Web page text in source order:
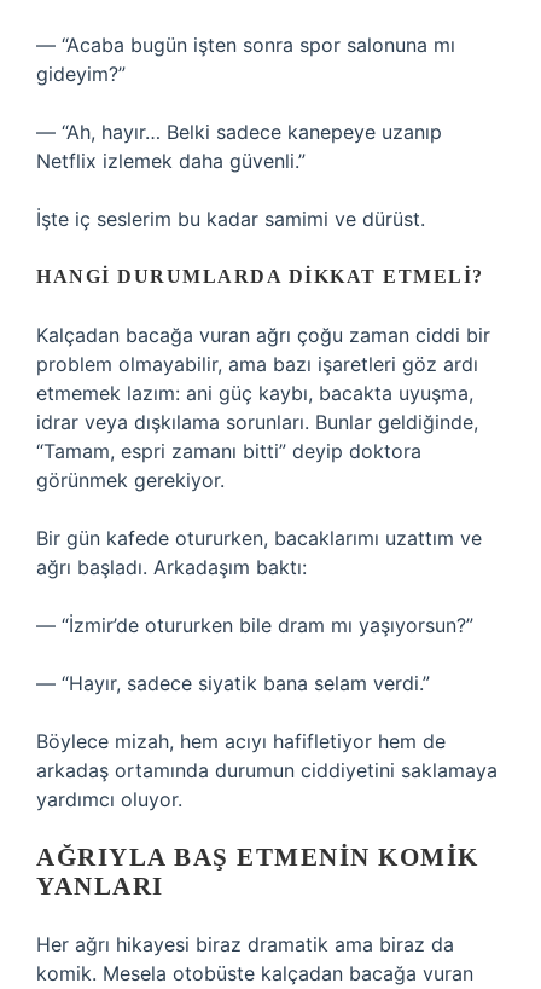
— “Acaba bugün işten sonra spor salonuna mı
gideyim?”
— “Ah, hayır… Belki sadece kanepeye uzanıp
Netflix izlemek daha güvenli.”
İşte iç seslerim bu kadar samimi ve dürüst.
HANGI DURUMLARDA DIKKAT ETMELI?
Kalçadan bacağa vuran ağrı çoğu zaman ciddi bir
problem olmayabilir, ama bazı işaretleri göz ardı
etmemek lazım: ani güç kaybı, bacakta uyuşma,
idrar veya dışkılama sorunları. Bunlar geldiğinde,
“Tamam, espri zamanı bitti” deyip doktora
görünmek gerekiyor.
Bir gün kafede otururken, bacaklarımı uzattım ve
ağrı başladı. Arkadaşım baktı:
— “İzmir’de otururken bile dram mı yaşıyorsun?”
— “Hayır, sadece siyatik bana selam verdi.”
Böylece mizah, hem acıyı hafifletiyor hem de
arkadaş ortamında durumun ciddiyetini saklamaya
yardımcı oluyor.
AĞRIYLA BAŞ ETMENIN KOMIK
YANLARI
Her ağrı hikayesi biraz dramatik ama biraz da
komik. Mesela otobüste kalçadan bacağa vuran